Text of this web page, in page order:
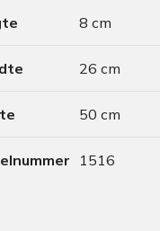
8 cm
26 cm
50 cm
1516